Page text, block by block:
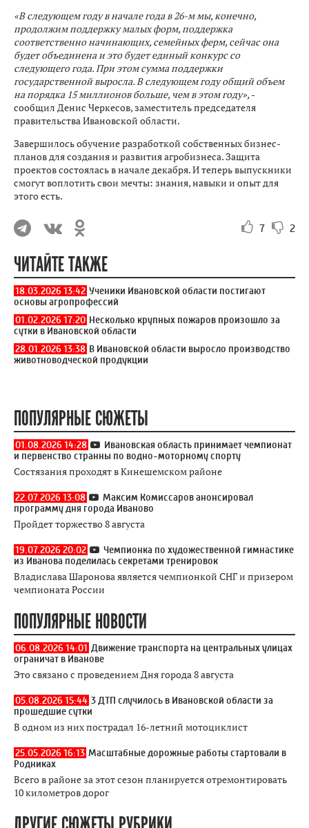
«В следующем году в начале года в 26-м мы, конечно,
продолжим поддержку малых форм, поддержка
соответственно начинающих, семейных ферм, сейчас она
будет объединена и это будет единый конкурс со
следующего года. При этом сумма поддержки
государственной выросла. В следующем году общий объем
на порядка 15 миллионов больше, чем в этом году», -
сообщил Денис Черкесов, заместитель председателя
правительства Ивановской области.
Завершилось обучение разработкой собственных бизнес-
планов для создания и развития агробизнеса. Защита
проектов состоялась в начале декабря. И теперь выпускники
смогут воплотить свои мечты: знания, навыки и опыт для
этого есть.
7 2
ЧИТАЙТЕ ТАКЖЕ
18.03.2026 13:42 Ученики Ивановской области постигают
основы агропрофессий
01.02.2026 17:20 Несколько крупных пожаров произошло за
сутки в Ивановской области
28.01.2026 13:38 В Ивановской области выросло производство
животноводческой продукции
ПОПУЛЯРНЫЕ СЮЖЕТЫ
01.08.2026 14:28
Ивановская область принимает чемпионат
и первенство странны по водно-моторному спорту
Состязания проходят в Кинешемском районе
22.07.2026 13:08
Максим Комиссаров анонсировал
программу дня города Иваново
Пройдет торжество 8 августа
19.07.2026 20:02
Чемпионка по художественной гимнастике
из Иванова поделилась секретами тренировок
Владислава Шаронова является чемпионкой СНГ и призером
чемпионата России
ПОПУЛЯРНЫЕ НОВОСТИ
06.08.2026 14:01 Движение транспорта на центральных улицах
ограничат в Иванове
Это связано с проведением Дня города 8 августа
05.08.2026 15:44 3 ДТП случилось в Ивановской области за
прошедшие сутки
В одном из них пострадал 16-летний мотоциклист
25.05.2026 16:13 Масштабные дорожные работы стартовали в
Родниках
Всего в районе за этот сезон планируется отремонтировать
10 километров дорог